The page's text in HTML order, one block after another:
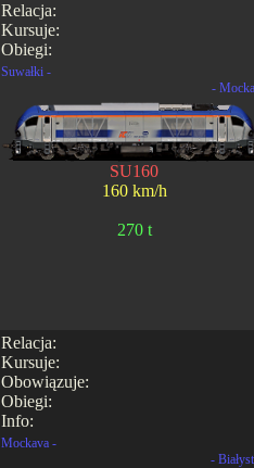
Relacja:
Kursuje:
Obiegi:
Suwałki -
-
SU160
160 km/h
270 t
Relacja:
Kursuje:
Obowiązuje:
Obiegi:
Info:
Mockava -
-